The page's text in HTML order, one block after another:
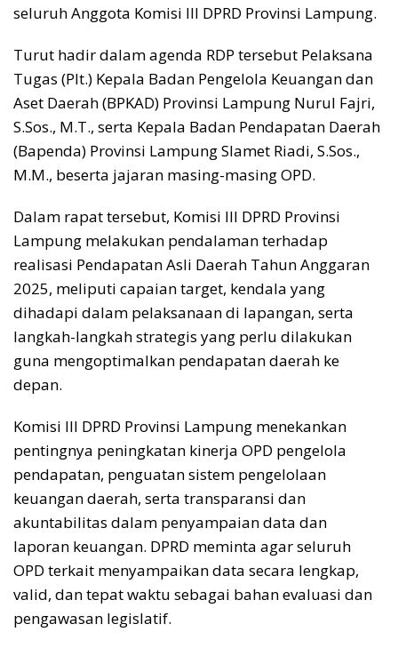
seluruh Anggota Komisi III DPRD Provinsi Lampung.
Turut hadir dalam agenda RDP tersebut Pelaksana
Tugas (Plt.) Kepala Badan Pengelola Keuangan dan
Aset Daerah (BPKAD) Provinsi Lampung Nurul Fajri,
S.Sos., M.T., serta Kepala Badan Pendapatan Daerah
(Bapenda) Provinsi Lampung Slamet Riadi, S.Sos.,
M.M., beserta jajaran masing-masing OPD.
Dalam rapat tersebut, Komisi III DPRD Provinsi
Lampung melakukan pendalaman terhadap
realisasi Pendapatan Asli Daerah Tahun Anggaran
2025, meliputi capaian target, kendala yang
dihadapi dalam pelaksanaan di lapangan, serta
langkah-langkah strategis yang perlu dilakukan
guna mengoptimalkan pendapatan daerah ke
depan.
Komisi III DPRD Provinsi Lampung menekankan
pentingnya peningkatan kinerja OPD pengelola
pendapatan, penguatan sistem pengelolaan
keuangan daerah, serta transparansi dan
akuntabilitas dalam penyampaian data dan
laporan keuangan. DPRD meminta agar seluruh
OPD terkait menyampaikan data secara lengkap,
valid, dan tepat waktu sebagai bahan evaluasi dan
pengawasan legislatif.